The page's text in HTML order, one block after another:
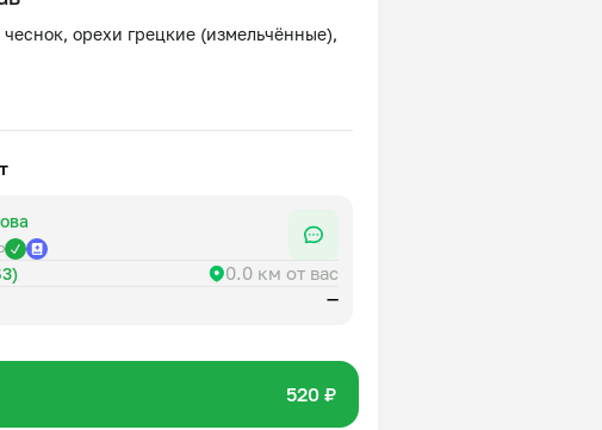
орехи грецкие (измельчённые),
0.0 км от вас
—
520 ₽